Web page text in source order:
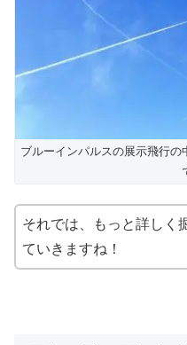
ブルーインパルスの展示飛行
それでは、もっと詳しく
ていきますね！